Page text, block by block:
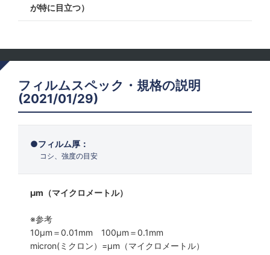
が特に目立つ）
フィルムスペック・規格の説明
(2021/01/29)
フィルム厚：
コシ、強度の目安
μm（マイクロメートル）
※参考
10μm＝0.01mm 100μm＝0.1mm
micron(ミクロン）=µm（マイクロメートル）